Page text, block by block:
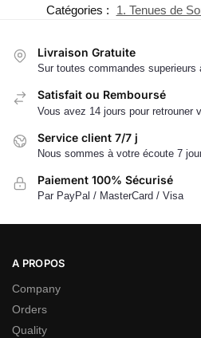
Catégories :
1. Tenues de
Livraison Gratuite
Sur toutes commandes superieurs
Satisfait ou Remboursé
Vous avez 14 jours pour retrouner
Service client 7/7 j
Nous sommes à votre écoute 7
Paiement 100% Sécurisé
Par PayPal / MasterCard / Visa
A PROPOS
Company
Orders
Quality